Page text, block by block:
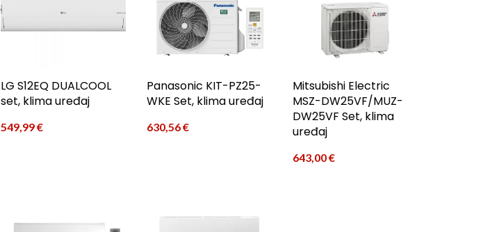
LG S12EQ DUALCOOL
set, klima uređaj
549,99€
Panasonic KIT-PZ25-
WKE Set, klima uređaj
630,56€
Mitsubishi Electric
MSZ-DW25VF/MUZ-
DW25VF Set, klima
uređaj
643,00€